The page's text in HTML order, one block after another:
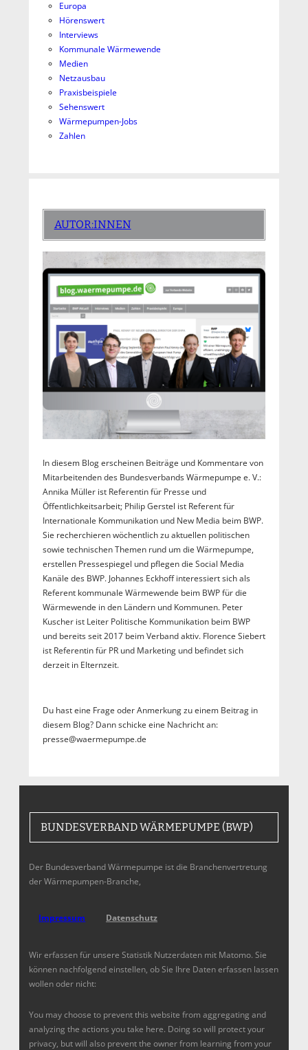
Europa
Hörenswert
Interviews
Kommunale Wärmewende
Medien
Netzausbau
Praxisbeispiele
Sehenswert
Wärmepumpen-Jobs
Zahlen
AUTOR:INNEN
In diesem Blog erscheinen Beiträge und Kommentare von
Mitarbeitenden des Bundesverbands Wärmepumpe e. V.:
Annika Müller ist Referentin für Presse und
Öffentlichkeitsarbeit; Philip Gerstel ist Referent für
Internationale Kommunikation und New Media beim BWP.
Sie recherchieren wöchentlich zu aktuellen politischen
sowie technischen Themen rund um die Wärmepumpe,
erstellen Pressespiegel und pflegen die Social Media
Kanäle des BWP. Johannes Eckhoff interessiert sich als
Referent kommunale Wärmewende beim BWP für die
Wärmewende in den Ländern und Kommunen. Peter
Kuscher ist Leiter Politische Kommunikation beim BWP
und bereits seit 2017 beim Verband aktiv. Florence Siebert
ist Referentin für PR und Marketing und befindet sich
derzeit in Elternzeit.
Du hast eine Frage oder Anmerkung zu einem Beitrag in
diesem Blog? Dann schicke eine Nachricht an:
presse@waermepumpe.de
BUNDESVERBAND WÄRMEPUMPE (BWP)
Der Bundesverband Wärmepumpe ist die Branchenvertretung
der Wärmepumpen-Branche,
Impressum Datenschutz
Wir erfassen für unsere Statistik Nutzerdaten mit Matomo. Sie
können nachfolgend einstellen, ob Sie Ihre Daten erfassen lassen
wollen oder nicht:
You may choose to prevent this website from aggregating and
analyzing the actions you take here. Doing so will protect your
privacy, but will also prevent the owner from learning from your